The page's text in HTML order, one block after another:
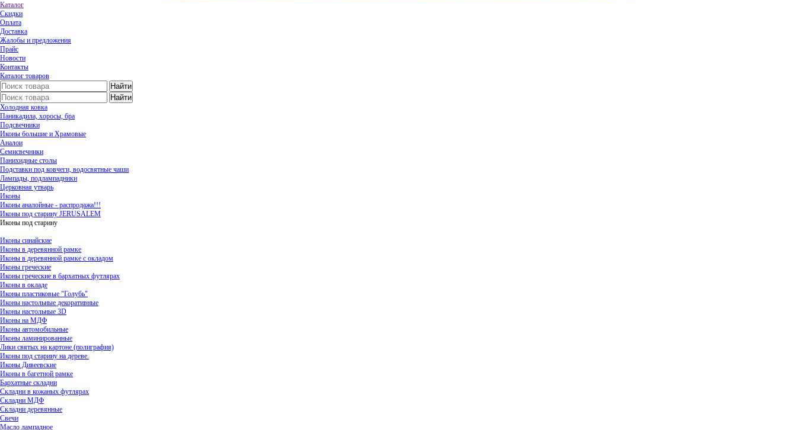
Каталог
Скидки
Оплата
Доставка
Жалобы и предложения
Прайс
Новости
Контакты
Каталог товаров
Холодная ковка
Паникадила, хоросы, бра
Подсвечники
Иконы большие и Храмовые
Аналои
Семисвечники
Панихидные столы
Подставки под ковчеги, водосвятные чаши
Лампады, подлампадники
Церковная утварь
Иконы
Иконы аналойные - распродажа!!!
Иконы под старину JERUSALEM
Иконы под старину
Иконы синайские
Иконы в деревянной рамке
Иконы в деревянной рамке с окладом
Иконы греческие
Иконы греческие в бархатных футлярах
Иконы в окладе
Иконы пластиковые "Голубь"
Иконы настольные декоративные
Иконы настольные 3D
Иконы на МДФ
Иконы автомобильные
Иконы ламинированные
Лики святых на картоне (полиграфия)
Иконы под старину на дереве.
Иконы Дивеевские
Иконы в багетной рамке
Бархатные складни
Складни в кожаных футлярах
Складни МДФ
Складни деревянные
Свечи
Масло лампадное